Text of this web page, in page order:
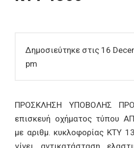
Δημοσιεύτηκε στις 16
pm
ΠΡΟΣΚΛΗΣΗ ΥΠΟΒΟΛΗΣ
επισκευή οχήματος τύπου
με αριθμ. κυκλοφορίας ΚΤΥ
γίνει αντικατάσταση